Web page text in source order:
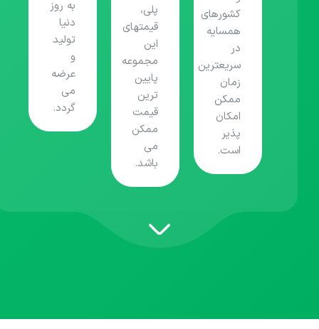
کشورهای
همسایه
در
سریعترین
زمان
ممکن
امکان
پذیر
است.
پلی،
قیمتهای
این
مجموعه
پایین
ترین
قیمت
ممکن
می
باشد.
به روز
دنیا
تولید
و
عرضه
می
گردد.